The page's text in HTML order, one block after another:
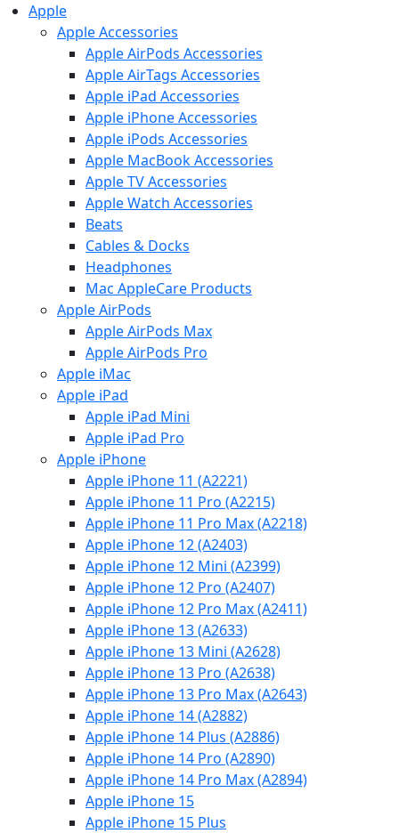
Apple
Apple Accessories
Apple AirPods Accessories
Apple AirTags Accessories
Apple iPad Accessories
Apple iPhone Accessories
Apple iPods Accessories
Apple MacBook Accessories
Apple TV Accessories
Apple Watch Accessories
Beats
Cables & Docks
Headphones
Mac AppleCare Products
Apple AirPods
Apple AirPods Max
Apple AirPods Pro
Apple iMac
Apple iPad
Apple iPad Mini
Apple iPad Pro
Apple iPhone
Apple iPhone 11 (A2221)
Apple iPhone 11 Pro (A2215)
Apple iPhone 11 Pro Max (A2218)
Apple iPhone 12 (A2403)
Apple iPhone 12 Mini (A2399)
Apple iPhone 12 Pro (A2407)
Apple iPhone 12 Pro Max (A2411)
Apple iPhone 13 (A2633)
Apple iPhone 13 Mini (A2628)
Apple iPhone 13 Pro (A2638)
Apple iPhone 13 Pro Max (A2643)
Apple iPhone 14 (A2882)
Apple iPhone 14 Plus (A2886)
Apple iPhone 14 Pro (A2890)
Apple iPhone 14 Pro Max (A2894)
Apple iPhone 15
Apple iPhone 15 Plus